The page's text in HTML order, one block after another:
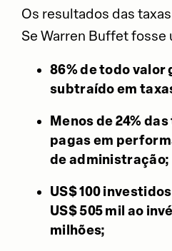
Os resultados das
Se Warren Buffet fosse
86% de todo
subtraído em
Menos de 24%
pagas em
de administração;
US$ 100
US$ 505 mil ao
milhões;